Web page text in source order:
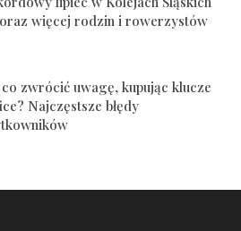
więcej rodzin i rowerzystów
zwrócić uwagę, kupując klucze
Najczęstsze błędy